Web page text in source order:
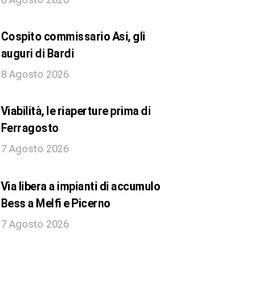
Cospito commissario Asi, gli
auguri di Bardi
8 Agosto 2026
Viabilità, le riaperture prima di
Ferragosto
7 Agosto 2026
Via libera a impianti di accumulo
Bess a Melfi e Picerno
7 Agosto 2026